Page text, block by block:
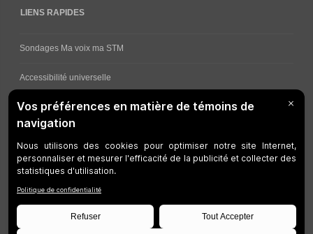
LIENS RAPIDES
Sondages Ma voix ma STM
Accessibilité universelle
Comment obtenir vos horaires de bus
Travaux en cours
Gestion des témoins
Accessibilité Web
Plan du site